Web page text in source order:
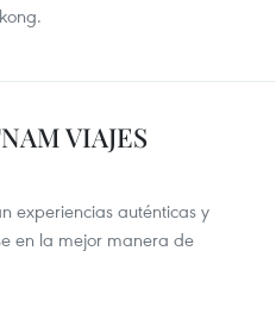
VIAJES
experiencias auténticas y
en la mejor manera de